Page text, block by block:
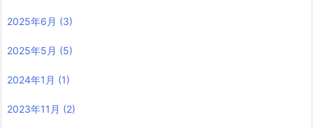
2025年6月 (3)
2025年5月 (5)
2024年1月 (1)
2023年11月 (2)